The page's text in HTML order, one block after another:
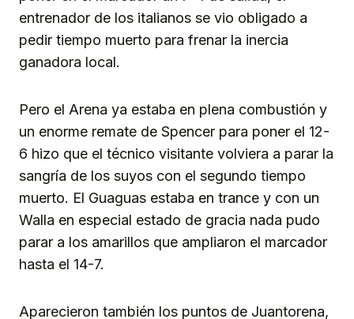
entrenador de los italianos se vio obligado a
pedir tiempo muerto para frenar la inercia
ganadora local.
Pero el Arena ya estaba en plena combustión y
un enorme remate de Spencer para poner el 12-
6 hizo que el técnico visitante volviera a parar la
sangría de los suyos con el segundo tiempo
muerto. El Guaguas estaba en trance y con un
Walla en especial estado de gracia nada pudo
parar a los amarillos que ampliaron el marcador
hasta el 14-7.
Aparecieron también los puntos de Juantorena,